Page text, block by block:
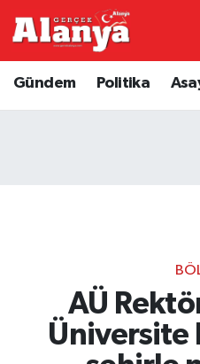
Gündem Politika
AÜ
Üniversite
Genel
Diğer
Dünya
Trafik Durumu
Haber Arşivi